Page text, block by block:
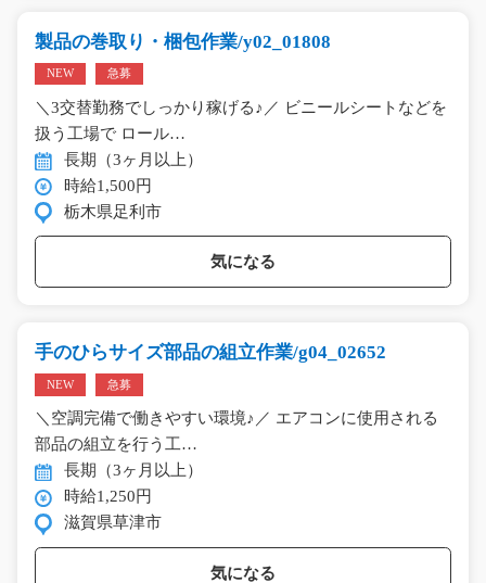
製品の巻取り・梱包作業/y02_01808
NEW 急募
＼3交替勤務でしっかり稼げる♪／ ビニールシートなどを
扱う工場で ロール…
長期（3ヶ月以上）
時給1,500円
栃木県足利市
気になる
手のひらサイズ部品の組立作業/g04_02652
NEW 急募
＼空調完備で働きやすい環境♪／ エアコンに使用される
部品の組立を行う工…
長期（3ヶ月以上）
時給1,250円
滋賀県草津市
気になる